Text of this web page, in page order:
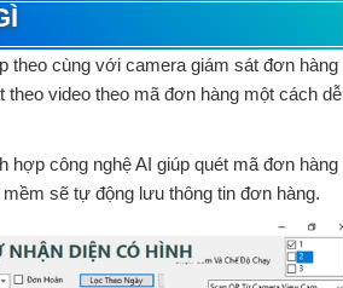
theo cùng với camera giám sát đơn hàng
video theo mã đơn hàng một cách dễ
hợp công nghệ AI giúp quét mã đơn hàng
sẽ tự động lưu thông tin đơn hàng.